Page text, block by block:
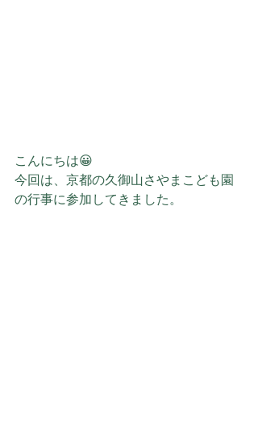
こんにちは😀
今回は、京都の久御山さやまこども園
の行事に参加してきました。